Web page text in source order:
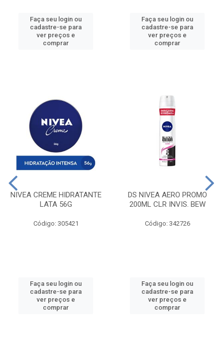
Faça seu login ou
cadastre-se para
ver preços e
comprar
Faça seu login ou
cadastre-se para
ver preços e
comprar
NIVEA CREME HIDRATANTE
LATA 56G
Código: 305421
Faça seu login ou
cadastre-se para
ver preços e
comprar
DS NIVEA AERO PROMO
200ML CLR INVIS. BEW
Código: 342726
Faça seu login ou
cadastre-se para
ver preços e
comprar